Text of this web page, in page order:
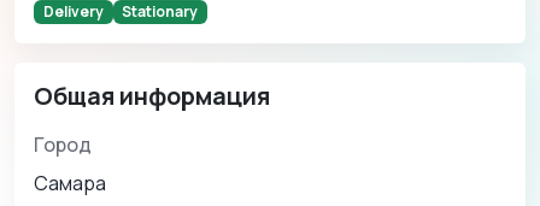
Delivery Stationary
Общая информация
Город
Самара